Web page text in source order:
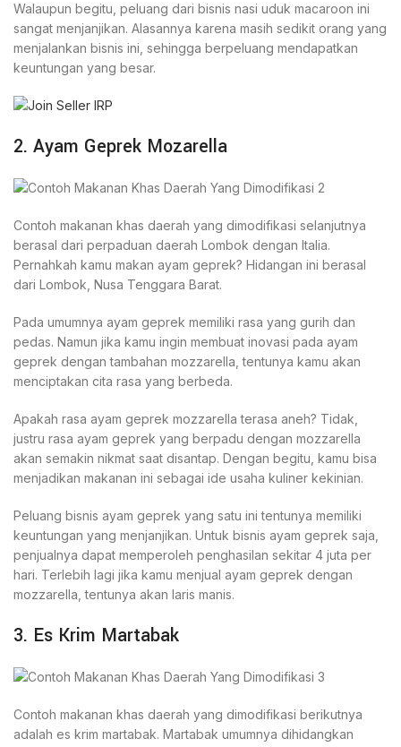
Walaupun begitu, peluang dari bisnis nasi uduk macaroon ini
sangat menjanjikan. Alasannya karena masih sedikit orang yang
menjalankan bisnis ini, sehingga berpeluang mendapatkan
keuntungan yang besar.
2. Ayam Geprek Mozarella
Contoh makanan khas daerah yang dimodifikasi selanjutnya
berasal dari perpaduan daerah Lombok dengan Italia.
Pernahkah kamu makan ayam geprek? Hidangan ini berasal
dari Lombok, Nusa Tenggara Barat.
Pada umumnya ayam geprek memiliki rasa yang gurih dan
pedas. Namun jika kamu ingin membuat inovasi pada ayam
geprek dengan tambahan mozzarella, tentunya kamu akan
menciptakan cita rasa yang berbeda.
Apakah rasa ayam geprek mozzarella terasa aneh? Tidak,
justru rasa ayam geprek yang berpadu dengan mozzarella
akan semakin nikmat saat disantap. Dengan begitu, kamu bisa
menjadikan makanan ini sebagai ide usaha kuliner kekinian.
Peluang bisnis ayam geprek yang satu ini tentunya memiliki
keuntungan yang menjanjikan. Untuk bisnis ayam geprek saja,
penjualnya dapat memperoleh penghasilan sekitar 4 juta per
hari. Terlebih lagi jika kamu menjual ayam geprek dengan
mozzarella, tentunya akan laris manis.
3. Es Krim Martabak
Contoh makanan khas daerah yang dimodifikasi berikutnya
adalah es krim martabak. Martabak umumnya dihidangkan